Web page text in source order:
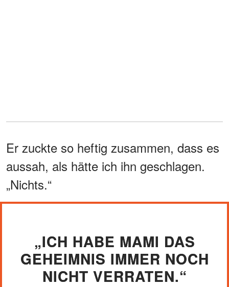
Er zuckte so heftig zusammen, dass es
aussah, als hätte ich ihn geschlagen.
„Nichts.“
„ICH HABE MAMI DAS
GEHEIMNIS IMMER NOCH
NICHT VERRATEN.“